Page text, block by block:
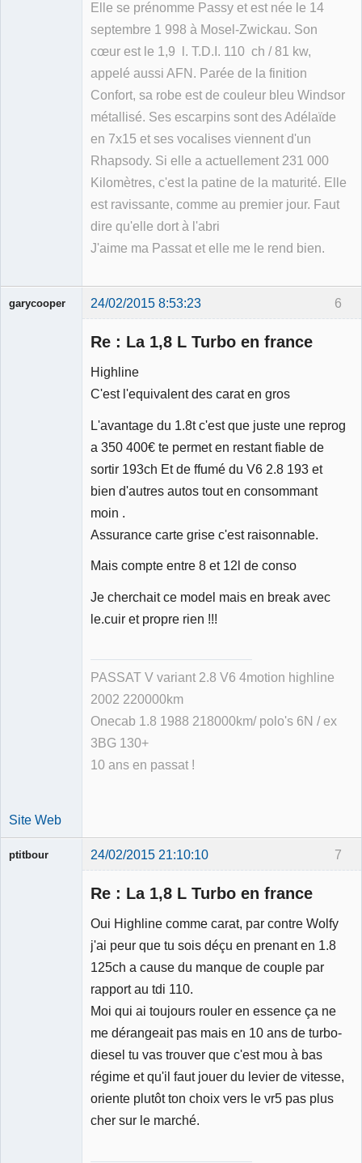
Elle se prénomme Passy et est née le 14
septembre 1 998 à Mosel-Zwickau. Son
cœur est le 1,9 l. T.D.I. 110 ch / 81 kw,
appelé aussi AFN. Parée de la finition
Confort, sa robe est de couleur bleu Windsor
métallisé. Ses escarpins sont des Adélaïde
en 7x15 et ses vocalises viennent d'un
Rhapsody. Si elle a actuellement 231 000
Kilomètres, c'est la patine de la maturité. Elle
est ravissante, comme au premier jour. Faut
dire qu'elle dort à l'abri
J'aime ma Passat et elle me le rend bien.
6
garycooper 24/02/2015 8:53:23
Re : La 1,8 L Turbo en france
Highline
C'est l'equivalent des carat en gros
L'avantage du 1.8t c'est que juste une reprog
a 350 400€ te permet en restant fiable de
sortir 193ch Et de ffumé du V6 2.8 193 et
bien d'autres autos tout en consommant
moin .
Assurance carte grise c'est raisonnable.
Mais compte entre 8 et 12l de conso
Je cherchait ce model mais en break avec
le.cuir et propre rien !!!
PASSAT V variant 2.8 V6 4motion highline
2002 220000km
Onecab 1.8 1988 218000km/ polo's 6N / ex
3BG 130+
10 ans en passat !
Site Web
7
ptitbour 24/02/2015 21:10:10
Re : La 1,8 L Turbo en france
Oui Highline comme carat, par contre Wolfy
j'ai peur que tu sois déçu en prenant en 1.8
125ch a cause du manque de couple par
rapport au tdi 110.
Moi qui ai toujours rouler en essence ça ne
me dérangeait pas mais en 10 ans de turbo-
diesel tu vas trouver que c'est mou à bas
régime et qu'il faut jouer du levier de vitesse,
oriente plutôt ton choix vers le vr5 pas plus
cher sur le marché.